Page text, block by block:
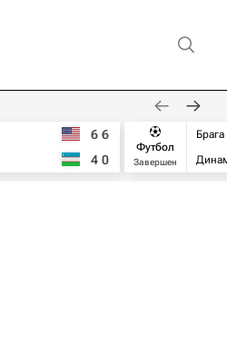
6 6
4 0
Футбол
Завершен
Брага